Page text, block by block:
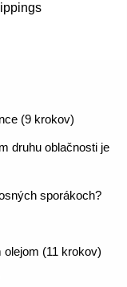
(9 krokov)
druhu oblačnosti je
sporákoch?
(11 krokov)